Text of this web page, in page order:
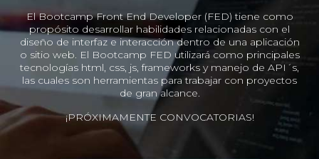
El Bootcamp Front End Developer (FED) tiene como
propósito desarrollar habilidades relacionadas con el
diseño de interfaz e interacción dentro de una aplicación
o sitio web. El Bootcamp FED utilizará como principales
tecnologías html, css, js, frameworks y manejo de API´s,
las cuales son herramientas para trabajar con proyectos
de gran alcance.
¡PRÓXIMAMENTE CONVOCATORIAS!